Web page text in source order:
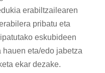
erabiltzailearen
pribatu eta
eskubideen
eta/edo jabetza
ekar dezake.